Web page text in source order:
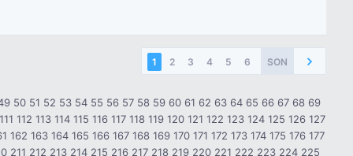
1 2 3 4 5 6 SON
50 51 52 53 54 55 56 57 58 59 60 61 62 63 64 65 66 67 68 69
111 112 113 114 115 116 117 118 119 120 121 122 123 124 125 126 127
162 163 164 165 166 167 168 169 170 171 172 173 174 175 176 177
211 212 213 214 215 216 217 218 219 220 221 222 223 224 225